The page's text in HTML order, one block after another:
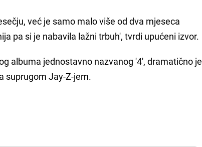
već je samo malo više od dva mjeseca
pa si je nabavila lažni trbuh', tvrdi upućeni izvor.
albuma jednostavno nazvanog '4', dramatično je
suprugom Jay-Z-jem.